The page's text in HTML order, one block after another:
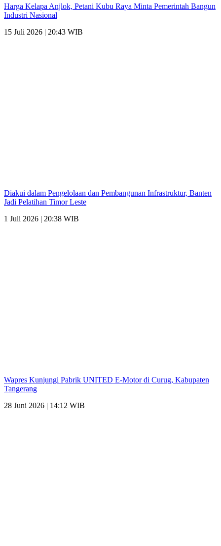
Harga Kelapa Anjlok, Petani Kubu Raya Minta Pemerintah Bangun
Industri Nasional
15 Juli 2026 | 20:43 WIB
Diakui dalam Pengelolaan dan Pembangunan Infrastruktur, Banten
Jadi Pelatihan Timor Leste
1 Juli 2026 | 20:38 WIB
Wapres Kunjungi Pabrik UNITED E-Motor di Curug, Kabupaten
Tangerang
28 Juni 2026 | 14:12 WIB